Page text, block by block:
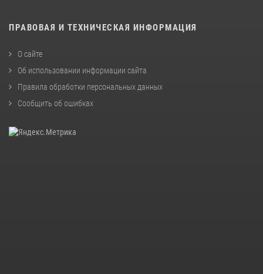
ПРАВОВАЯ И ТЕХНИЧЕСКАЯ ИНФОРМАЦИЯ
О сайте
Об использовании информации сайта
Правила обработки персональных данных
Сообщить об ошибках